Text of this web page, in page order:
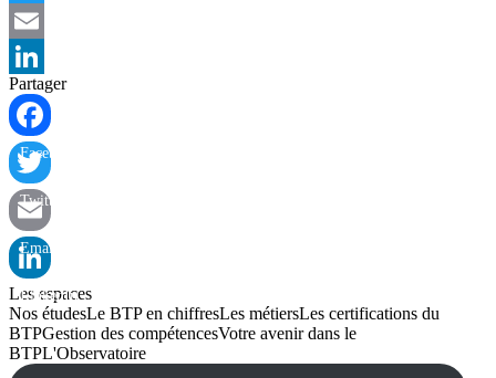
Twitter
Email
LinkedIn
Partager
Facebook
Twitter
Email
LinkedIn
Les espaces
Nos étudesLe BTP en chiffresLes métiersLes certifications du
BTPGestion des compétencesVotre avenir dans le
BTPL'Observatoire